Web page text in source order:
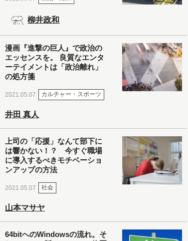
柳井政和
漫画『進撃の巨人』で政治の
エッセンスを。 良質なエンタ
ーテイメントは「政治離れ」
の処方箋
2021.05.07 カルチャー・スポーツ
井田 真人
上司の「応援」なんて部下に
は響かない！？ 今すぐ職場
に導入するべきモチベーショ
ンアップの方法
2021.05.07 社会
山本マサヤ
64bitへのWindowsの流れ。そ